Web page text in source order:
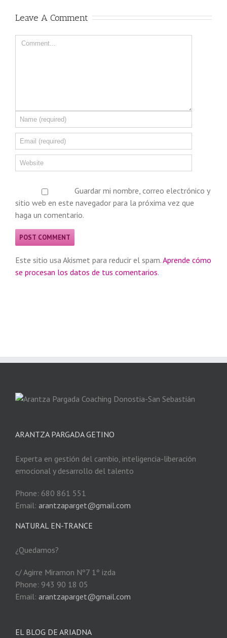
Leave A Comment
Guardar mi nombre, correo electrónico y
sitio web en este navegador para la próxima vez que
haga un comentario.
Este sitio usa Akismet para reducir el spam.Aprende cómo
se procesan los datos de tus comentarios.
ARANTZA PARGADA GETINO
Experta en gestión del cambio, inteligencia-liberación
emocional y desarrollo del talento
Phone: 680 861 551
Email: arantzaparget@gmail.com
NATURAL EN-TRANCE
¿Quedamos?
c/ Agirre Miramon Nº7 1º izda
Phone: 943 90 18 05
Email: arantzaparget@gmail.com
EL BLOG DE ARIADNA